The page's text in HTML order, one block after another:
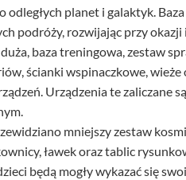
planet i galaktyk.
podróży, rozwijając przy
baza treningowa, zestaw
ścianki wspinaczkowe,
Urządzenia te zaliczane
mniejszy zestaw
ławek oraz tablic
będą mogły wykazać się